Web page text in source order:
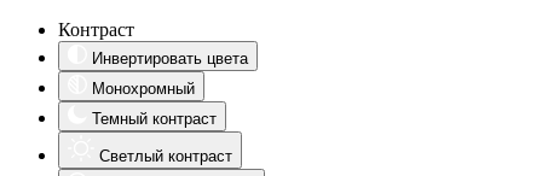
Контраст
Инвертировать цвета
Монохромный
Темный контраст
Светлый контраст